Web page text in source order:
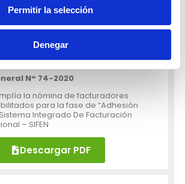
Permitir la selección
Denegar
– SIFEN
N° 74-2020
la nómina de facturadores
para la fase de “Adhesión
Integrado De Facturación
– SIFEN
Descargar PDF